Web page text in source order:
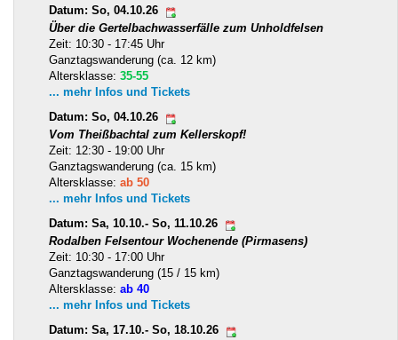
Datum: So, 04.10.26
Über die Gertelbachwasserfälle zum Unholdfelsen
Zeit: 10:30 - 17:45 Uhr
Ganztagswanderung (ca. 12 km)
Altersklasse: 35-55
... mehr Infos und Tickets
Datum: So, 04.10.26
Vom Theißbachtal zum Kellerskopf!
Zeit: 12:30 - 19:00 Uhr
Ganztagswanderung (ca. 15 km)
Altersklasse: ab 50
... mehr Infos und Tickets
Datum: Sa, 10.10.- So, 11.10.26
Rodalben Felsentour Wochenende (Pirmasens)
Zeit: 10:30 - 17:00 Uhr
Ganztagswanderung (15 / 15 km)
Altersklasse: ab 40
... mehr Infos und Tickets
Datum: Sa, 17.10.- So, 18.10.26